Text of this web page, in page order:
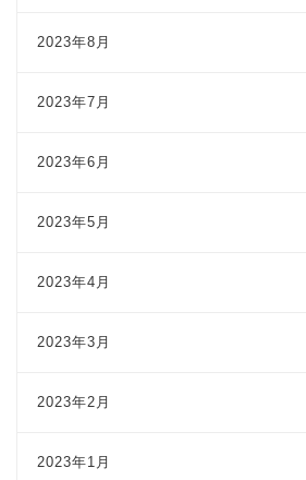
2023年8月
2023年7月
2023年6月
2023年5月
2023年4月
2023年3月
2023年2月
2023年1月